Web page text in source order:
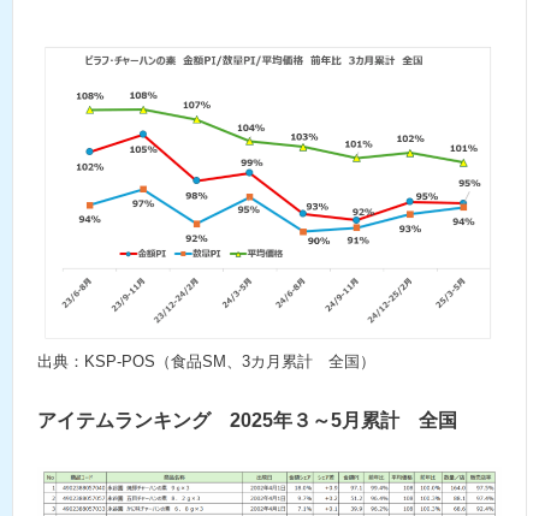
出典：KSP-POS（食品SM、3カ月累計 全国）
アイテムランキング 2025年３～5月累計 全国